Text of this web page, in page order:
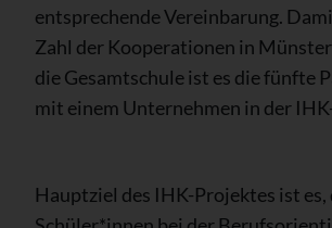
entsprechende Vereinbarung.
Zahl der Kooperationen in
die Gesamtschule ist es die fünfte
mit einem Unternehmen in der
Hauptziel des IHK-Projektes ist es,